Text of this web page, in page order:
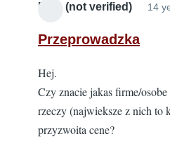
Mike (not verified) 14
Przeprowadzka
Hej.
Czy znacie jakas firme/
rzeczy (najwieksze z nich to
przyzwoita cene?